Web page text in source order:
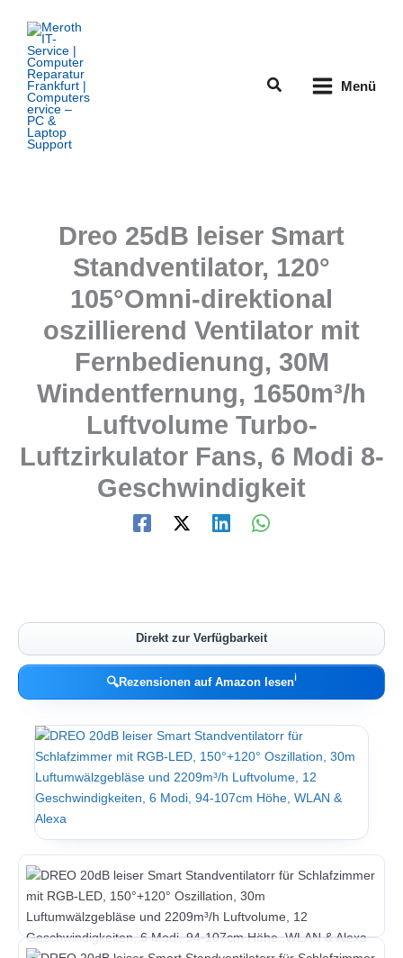
Inhalt
springen
Suchen Menü
Dreo 25dB leiser Smart
Standventilator, 120°
105°Omni-direktional
oszillierend Ventilator mit
Fernbedienung, 30M
Windentfernung, 1650m³/h
Luftvolume Turbo-
Luftzirkulator Fans, 6 Modi 8-
Geschwindigkeit
Direkt zur Verfügbarkeit
🔍Rezensionen auf Amazon lesenℹ︎